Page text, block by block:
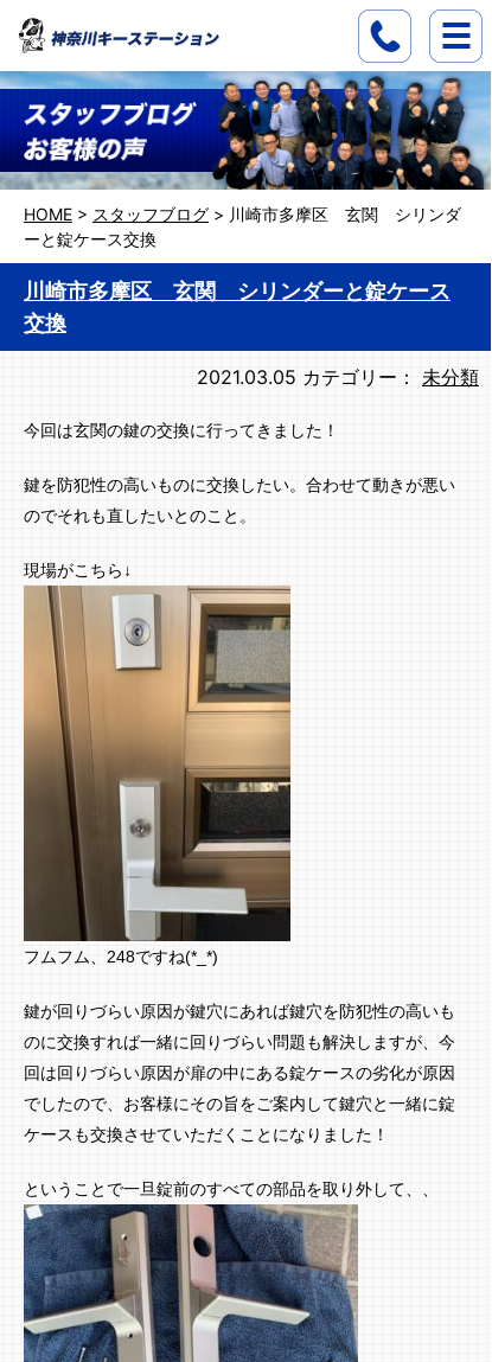
HOME > スタッフブログ > 川崎市多摩区 玄関 シリンダ
ーと錠ケース交換
川崎市多摩区 玄関 シリンダーと錠ケース
交換
2021.03.05 カテゴリー： 未分類
今回は玄関の鍵の交換に行ってきました！
鍵を防犯性の高いものに交換したい。合わせて動きが悪い
のでそれも直したいとのこと。
現場がこちら↓
フムフム、248ですね(*_*)
鍵が回りづらい原因が鍵穴にあれば鍵穴を防犯性の高いも
のに交換すれば一緒に回りづらい問題も解決しますが、今
回は回りづらい原因が扉の中にある錠ケースの劣化が原因
でしたので、お客様にその旨をご案内して鍵穴と一緒に錠
ケースも交換させていただくことになりました！
ということで一旦錠前のすべての部品を取り外して、、